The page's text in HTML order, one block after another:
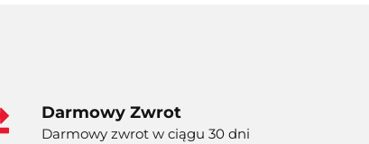
Darmowy Zwrot
Darmowy zwrot w ciągu 30 dni